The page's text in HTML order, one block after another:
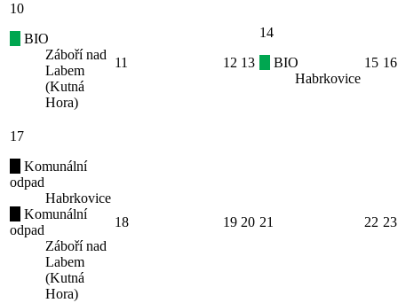
10
BIO
Záboří nad
Labem
(Kutná
Hora)
11 12 13
14
BIO
Habrkovice
15 16
17
Komunální
odpad
Habrkovice
Komunální
odpad
Záboří nad
Labem
(Kutná
Hora)
18 19 20 21 22 23